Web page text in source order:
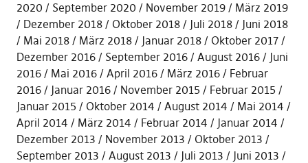
2020
September 2020 November 2019
März 2019
Dezember 2018
Oktober 2018 Juli 2018
Juni 2018
Mai 2018
März 2018 Januar 2018
Oktober 2017
Dezember 2016
September 2016 August 2016
Juni
2016
Mai 2016 April 2016 März 2016
Februar
2016
Januar 2016 November 2015
Februar 2015
Januar 2015
Oktober 2014 August 2014
Mai 2014
April 2014
März 2014 Februar 2014
Januar 2014
Dezember 2013
November 2013
Oktober 2013
September 2013
August 2013 Juli 2013
Juni 2013